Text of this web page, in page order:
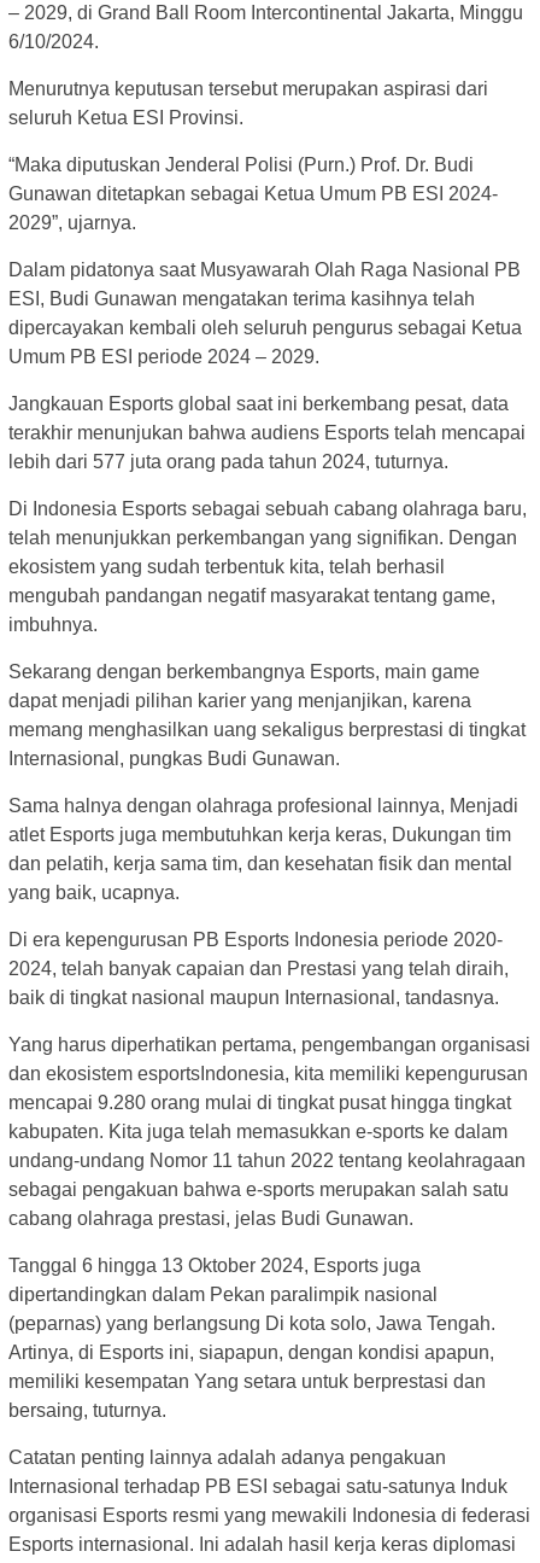
– 2029, di Grand Ball Room Intercontinental Jakarta, Minggu
6/10/2024.
Menurutnya keputusan tersebut merupakan aspirasi dari
seluruh Ketua ESI Provinsi.
“Maka diputuskan Jenderal Polisi (Purn.) Prof. Dr. Budi
Gunawan ditetapkan sebagai Ketua Umum PB ESI 2024-
2029”, ujarnya.
Dalam pidatonya saat Musyawarah Olah Raga Nasional PB
ESI, Budi Gunawan mengatakan terima kasihnya telah
dipercayakan kembali oleh seluruh pengurus sebagai Ketua
Umum PB ESI periode 2024 – 2029.
Jangkauan Esports global saat ini berkembang pesat, data
terakhir menunjukan bahwa audiens Esports telah mencapai
lebih dari 577 juta orang pada tahun 2024, tuturnya.
Di Indonesia Esports sebagai sebuah cabang olahraga baru,
telah menunjukkan perkembangan yang signifikan. Dengan
ekosistem yang sudah terbentuk kita, telah berhasil
mengubah pandangan negatif masyarakat tentang game,
imbuhnya.
Sekarang dengan berkembangnya Esports, main game
dapat menjadi pilihan karier yang menjanjikan, karena
memang menghasilkan uang sekaligus berprestasi di tingkat
Internasional, pungkas Budi Gunawan.
Sama halnya dengan olahraga profesional lainnya, Menjadi
atlet Esports juga membutuhkan kerja keras, Dukungan tim
dan pelatih, kerja sama tim, dan kesehatan fisik dan mental
yang baik, ucapnya.
Di era kepengurusan PB Esports Indonesia periode 2020-
2024, telah banyak capaian dan Prestasi yang telah diraih,
baik di tingkat nasional maupun Internasional, tandasnya.
Yang harus diperhatikan pertama, pengembangan organisasi
dan ekosistem esportsIndonesia, kita memiliki kepengurusan
mencapai 9.280 orang mulai di tingkat pusat hingga tingkat
kabupaten. Kita juga telah memasukkan e-sports ke dalam
undang-undang Nomor 11 tahun 2022 tentang keolahragaan
sebagai pengakuan bahwa e-sports merupakan salah satu
cabang olahraga prestasi, jelas Budi Gunawan.
Tanggal 6 hingga 13 Oktober 2024, Esports juga
dipertandingkan dalam Pekan paralimpik nasional
(peparnas) yang berlangsung Di kota solo, Jawa Tengah.
Artinya, di Esports ini, siapapun, dengan kondisi apapun,
memiliki kesempatan Yang setara untuk berprestasi dan
bersaing, tuturnya.
Catatan penting lainnya adalah adanya pengakuan
Internasional terhadap PB ESI sebagai satu-satunya Induk
organisasi Esports resmi yang mewakili Indonesia di federasi
Esports internasional. Ini adalah hasil kerja keras diplomasi